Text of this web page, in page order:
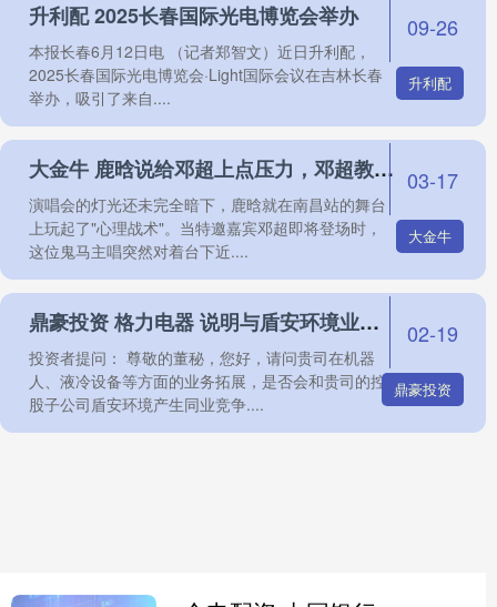
升利配 2025长春国际光电博览会举办
本报长春6月12日电 （记者郑智文）近日升利配，
2025长春国际光电博览会·Light国际会议在吉林长春
举办，吸引了来自....
09-26
升利配
大金牛 鹿晗说给邓超上点压力，邓超教鹿晗用南昌话说“老婆好”
演唱会的灯光还未完全暗下，鹿晗就在南昌站的舞台
上玩起了"心理战术"。当特邀嘉宾邓超即将登场时，
这位鬼马主唱突然对着台下近....
03-17
大金牛
鼎豪投资 格力电器 说明与盾安环境业务差异及解决同业竞争方式
投资者提问： 尊敬的董秘，您好，请问贵司在机器
人、液冷设备等方面的业务拓展，是否会和贵司的控
股子公司盾安环境产生同业竞争....
02-19
鼎豪投资